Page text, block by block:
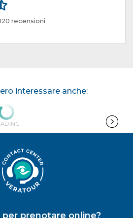
recensioni
interessare anche:
LOADING
per prenotare online?